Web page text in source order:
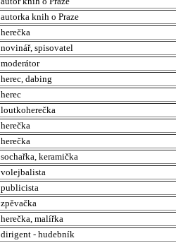
autorka knih o Praze
herečka
novinář, spisovatel
moderátor
herec, dabing
herec
loutkoherečka
herečka
herečka
sochařka, keramička
volejbalista
publicista
zpěvačka
herečka, malířka
dirigent - hudebník